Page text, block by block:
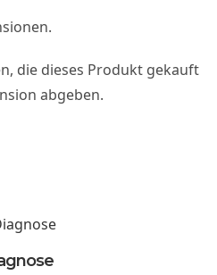
die dieses Produkt gekauft
abgeben.